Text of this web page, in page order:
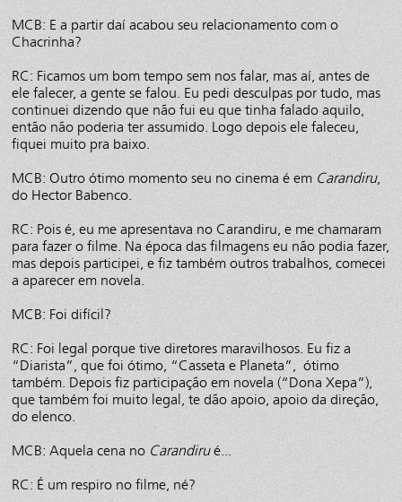
MCB: E a partir daí acabou seu relacionamento com o
Chacrinha?
RC: Ficamos um bom tempo sem nos falar, mas aí, antes de
ele falecer, a gente se falou. Eu pedi desculpas por tudo, mas
continuei dizendo que não fui eu que tinha falado aquilo,
então não poderia ter assumido. Logo depois ele faleceu,
fiquei muito pra baixo.
MCB: Outro ótimo momento seu no cinema é em Carandiru,
do Hector Babenco.
RC: Pois é, eu me apresentava no Carandiru, e me chamaram
para fazer o filme. Na época das filmagens eu não podia fazer,
mas depois participei, e fiz também outros trabalhos, comecei
a aparecer em novela.
MCB: Foi difícil?
RC: Foi legal porque tive diretores maravilhosos. Eu fiz a
“Diarista”, que foi ótimo, “Casseta e Planeta”, ótimo
também. Depois fiz participação em novela (“Dona Xepa”),
que também foi muito legal, te dão apoio, apoio da direção,
do elenco.
MCB: Aquela cena no Carandirué...
RC: É um respiro no filme, né?